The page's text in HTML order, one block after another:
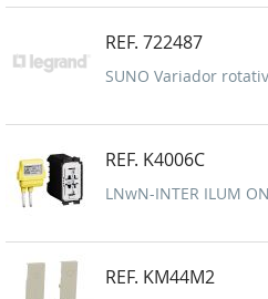
REF. 722487
SUNO Variador
REF. K4006C
LNwN-INTER ILUM
REF. KM44M2